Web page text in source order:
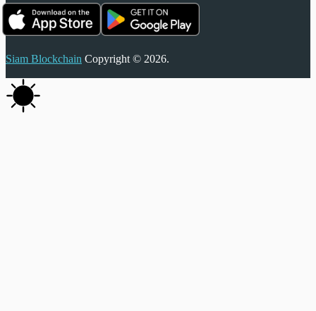
Siam Blockchain Copyright © 2026.